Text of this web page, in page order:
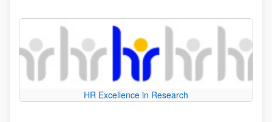
HR Excellence in Research